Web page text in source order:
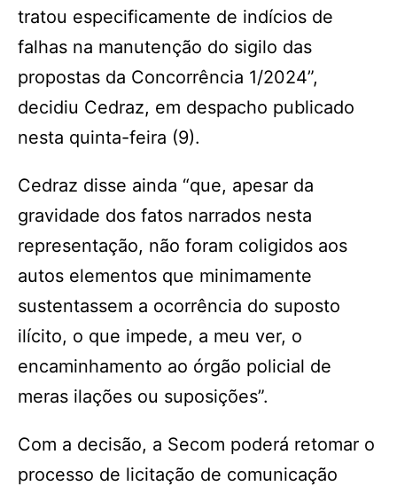
tratou especificamente de indícios de
falhas na manutenção do sigilo das
propostas da Concorrência 1/2024”,
decidiu Cedraz, em despacho publicado
nesta quinta-feira (9).
Cedraz disse ainda “que, apesar da
gravidade dos fatos narrados nesta
representação, não foram coligidos aos
autos elementos que minimamente
sustentassem a ocorrência do suposto
ilícito, o que impede, a meu ver, o
encaminhamento ao órgão policial de
meras ilações ou suposições”.
Com a decisão, a Secom poderá retomar o
processo de licitação de comunicação